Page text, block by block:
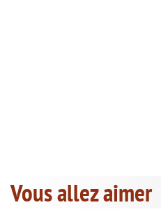
Vous allez aimer